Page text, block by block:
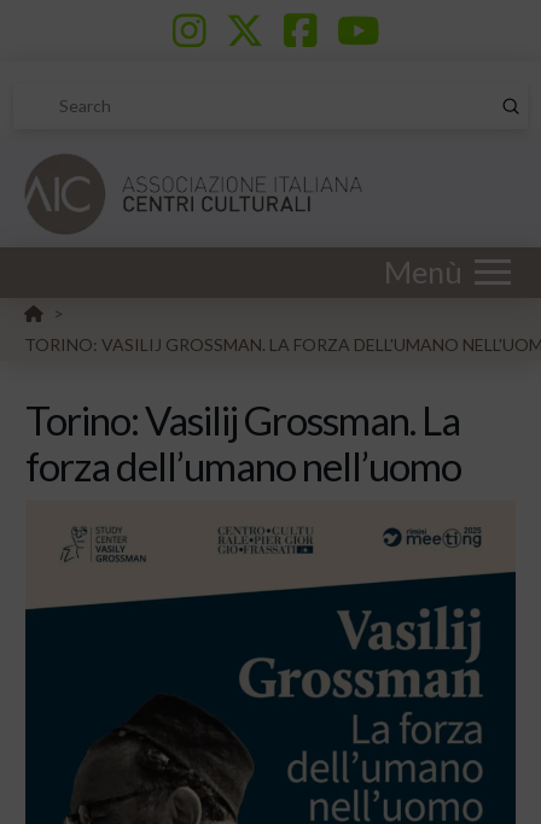
Search
Menù
HOME
>
TORINO: VASILIJ GROSSMAN. LA FORZA DELL'UMANO
Torino: Vasilij Grossman. La
forza dell’umano nell’uomo